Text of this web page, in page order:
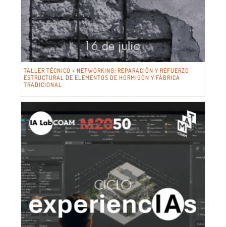
TALLER TÉCNICO + NETWORKING: REPARACIÓN Y REFUERZO
ESTRUCTURAL DE ELEMENTOS DE HORMIGÓN Y FÁBRICA
TRADICIONAL